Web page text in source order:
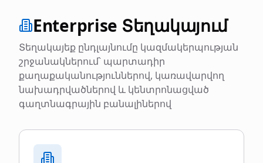
Enterprise Տեղակայում
Տեղակայեք ընդլայնումը կազմակերպության
շրջանակներում՝ պարտադիր
քաղաքականություններով, կառավարվող
նախադրվածներով և կենտրոնացված
գաղտնագրային բանալիներով